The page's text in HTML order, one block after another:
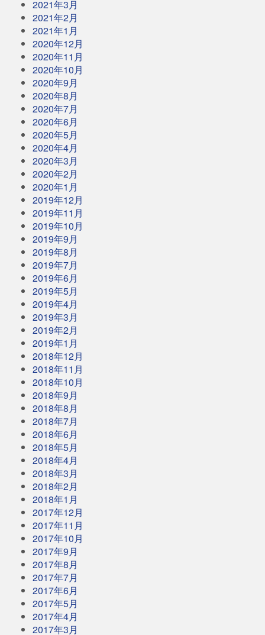
2021年3月
2021年2月
2021年1月
2020年12月
2020年11月
2020年10月
2020年9月
2020年8月
2020年7月
2020年6月
2020年5月
2020年4月
2020年3月
2020年2月
2020年1月
2019年12月
2019年11月
2019年10月
2019年9月
2019年8月
2019年7月
2019年6月
2019年5月
2019年4月
2019年3月
2019年2月
2019年1月
2018年12月
2018年11月
2018年10月
2018年9月
2018年8月
2018年7月
2018年6月
2018年5月
2018年4月
2018年3月
2018年2月
2018年1月
2017年12月
2017年11月
2017年10月
2017年9月
2017年8月
2017年7月
2017年6月
2017年5月
2017年4月
2017年3月